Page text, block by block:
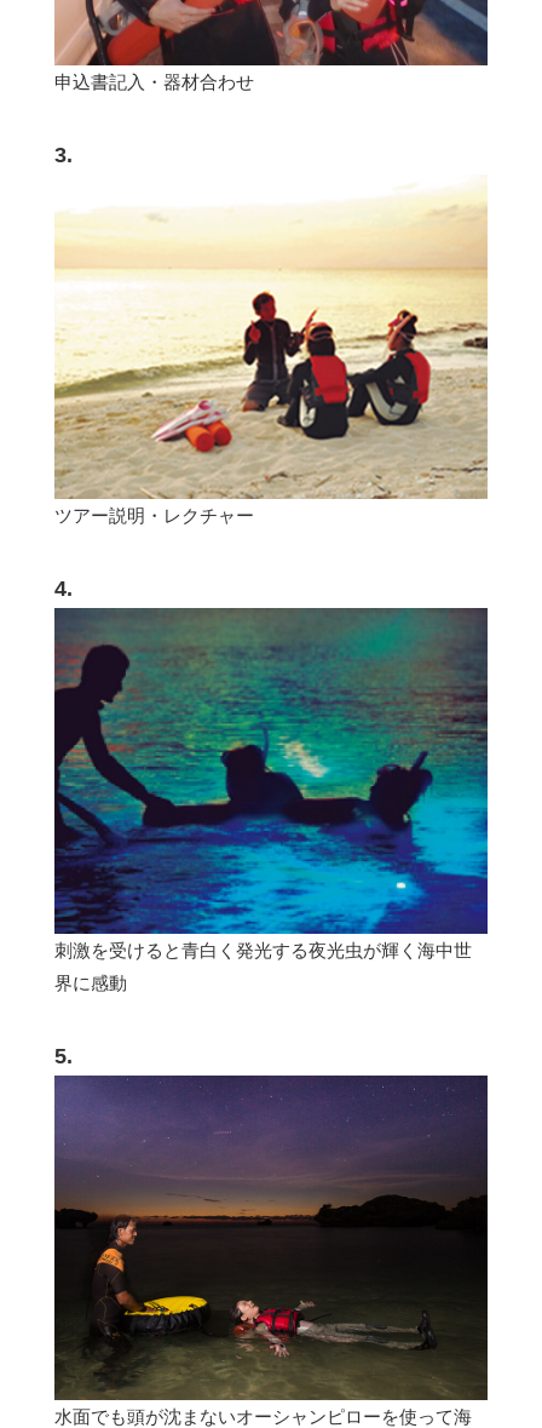
申込書記入・器材合わせ
3.
ツアー説明・レクチャー
4.
刺激を受けると青白く発光する夜光虫が輝く海中世
界に感動
5.
水面でも頭が沈まないオーシャンピローを使って海